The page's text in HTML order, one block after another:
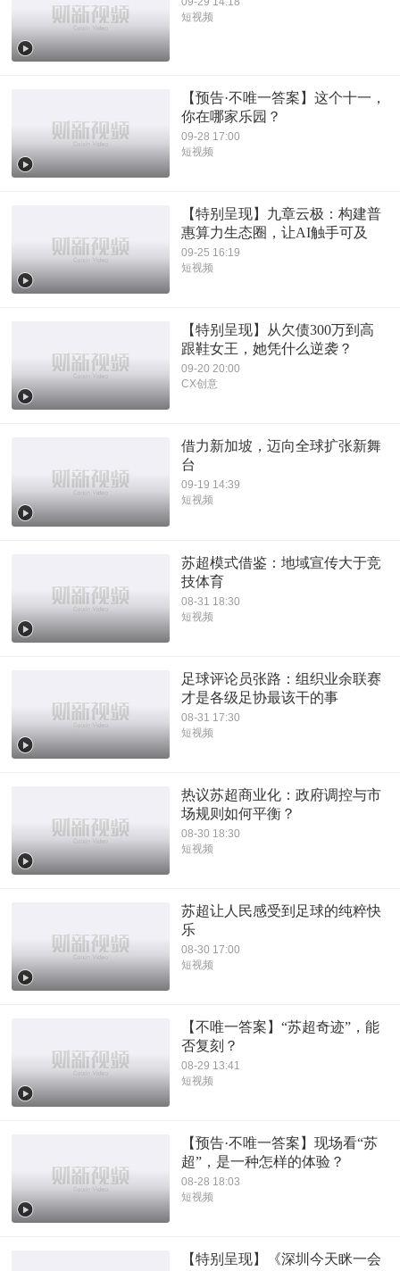
短视频
【预告·不唯一答案】这个十一，
你在哪家乐园？
09-28 17:00
短视频
【特别呈现】九章云极：构建普
惠算力生态圈，让AI触手可及
09-25 16:19
短视频
【特别呈现】从欠债300万到高
跟鞋女王，她凭什么逆袭？
09-20 20:00
CX创意
借力新加坡，迈向全球扩张新舞
台
09-19 14:39
短视频
苏超模式借鉴：地域宣传大于竞
技体育
08-31 18:30
短视频
足球评论员张路：组织业余联赛
才是各级足协最该干的事
08-31 17:30
短视频
热议苏超商业化：政府调控与市
场规则如何平衡？
08-30 18:30
短视频
苏超让人民感受到足球的纯粹快
乐
08-30 17:00
短视频
【不唯一答案】“苏超奇迹”，能
否复刻？
08-29 13:41
短视频
【预告·不唯一答案】现场看“苏
超”，是一种怎样的体验？
08-28 18:03
短视频
【特别呈现】《深圳今天眯一会